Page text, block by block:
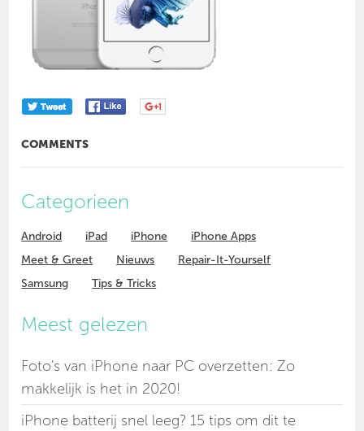
COMMENTS
Categorieen
Android iPad iPhone
iPhone Apps
Meet & Greet
Nieuws
Repair-It-Yourself
Samsung
Tips & Tricks
Meest gelezen
Foto's van iPhone naar PC overzetten: Zo
makkelijk is het in 2020!
iPhone batterij snel leeg? 15 tips om dit te